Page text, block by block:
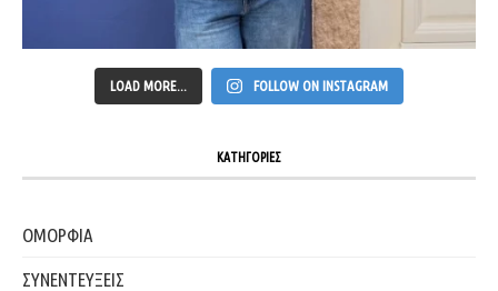
LOAD MORE... FOLLOW ON INSTAGRAM
ΚΑΤΗΓΟΡΙΕΣ
ΟΜΟΡΦΙΑ
ΣΥΝΕΝΤΕΥΞΕΙΣ